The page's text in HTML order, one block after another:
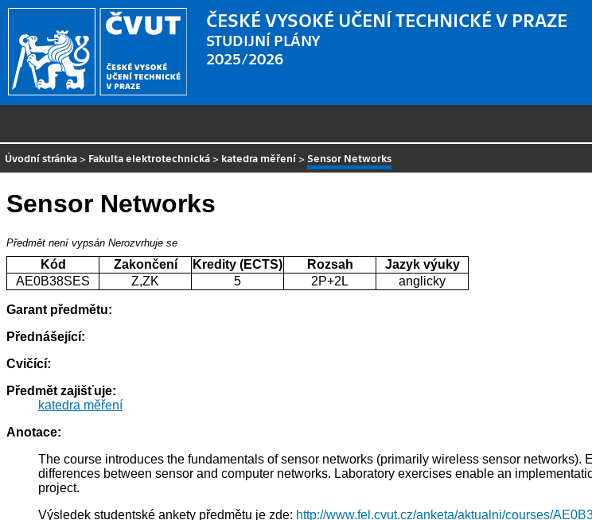
ČESKÉ VYSOKÉ UČENÍ TECHNICKÉ V PRAZE
STUDIJNÍ PLÁNY
2025/2026
Úvodní stránka > Fakulta elektrotechnická > katedra měření >Sensor Networks
Sensor Networks
Předmět není vypsán Nerozvrhuje se
Kód Zakončení Kredity (ECTS) Rozsah
Jazyk výuky
AE0B38SES
Z,ZK 5 2P+2L anglicky
Garant předmětu:
Přednášející:
Cvičící:
Předmět zajišťuje:
katedra měření
Anotace:
The course introduces the fundamentals of sensor networks (primarily wireless sensor
differences between sensor and computer networks. Laboratory exercises enable an
project.
Výsledek studentské ankety předmětu je zde: http://www.fel.cvut.cz/anketa/aktualni/courses/